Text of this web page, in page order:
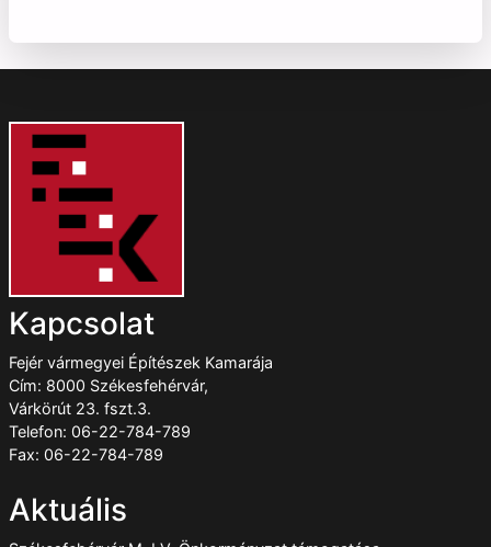
Kapcsolat
Fejér vármegyei Építészek Kamarája
Cím: 8000 Székesfehérvár,
Várkörút 23. fszt.3.
Telefon: 06-22-784-789
Fax: 06-22-784-789
Aktuális